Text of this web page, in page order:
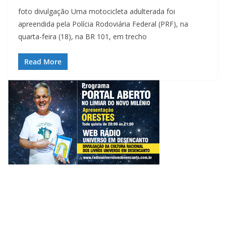
foto divulgação Uma motocicleta adulterada foi
apreendida pela Polícia Rodoviária Federal (PRF), na
quarta-feira (18), na BR 101, em trecho
Read More